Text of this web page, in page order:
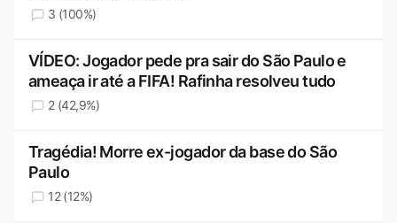
3 (100%)
VÍDEO: Jogador pede pra sair do São Paulo e
ameaça ir até a FIFA! Rafinha resolveu tudo
2 (42,9%)
Tragédia! Morre ex-jogador da base do São
Paulo
12 (12%)